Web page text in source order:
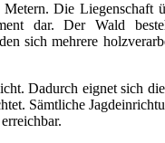
Die Liegenschaft
dar. Der Wald
sich mehrere
Dadurch eignet sich
Sämtliche